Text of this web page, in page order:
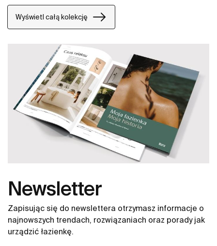
stylistykę.
Wyświetl całą kolekcję
Newsletter
Zapisując się do newslettera otrzymasz informacje o
najnowszych trendach, rozwiązaniach oraz porady jak
urządzić łazienkę.